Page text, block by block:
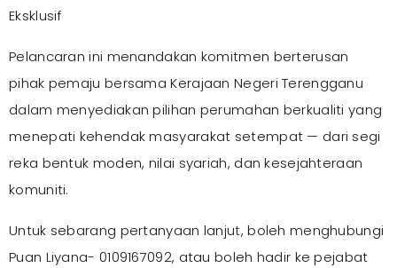
Eksklusif
Pelancaran ini menandakan komitmen berterusan
pihak pemaju bersama Kerajaan Negeri Terengganu
dalam menyediakan pilihan perumahan berkualiti yang
menepati kehendak masyarakat setempat — dari segi
reka bentuk moden, nilai syariah, dan kesejahteraan
komuniti.
Untuk sebarang pertanyaan lanjut, boleh menghubungi
Puan Liyana- 0109167092, atau boleh hadir ke pejabat